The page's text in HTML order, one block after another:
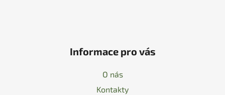
Informace pro vás
O nás
Kontakty